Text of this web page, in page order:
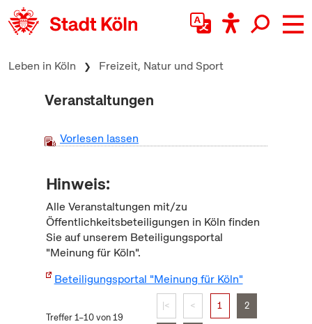
zum Inhalt springen
Leben in Köln Freizeit, Natur und Sport
Veranstaltungen
Vorlesen lassen
Hinweis:
Alle Veranstaltungen mit/zu
Öffentlichkeitsbeteiligungen in Köln finden
Sie auf unserem Beteiligungsportal
"Meinung für Köln".
Beteiligungsportal "Meinung für Köln"
Treffer 1–10 von 19
|< < 1 2